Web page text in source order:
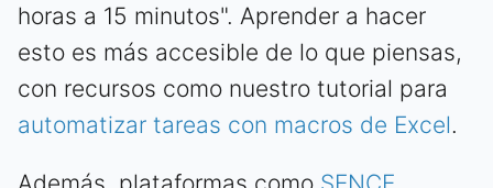
horas a 15 minutos". Aprender a hacer
esto es más accesible de lo que piensas,
con recursos como nuestro tutorial para
automatizar tareas con macros de Excel.